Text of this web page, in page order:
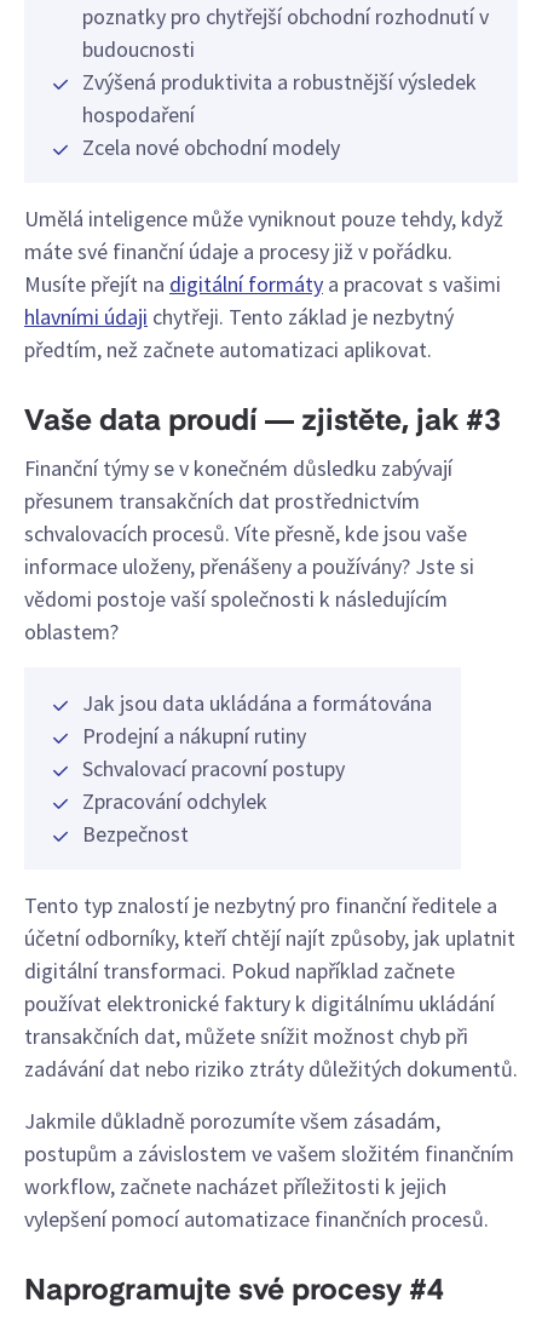
poznatky pro chytřejší obchodní rozhodnutí v
budoucnosti
Zvýšená produktivita a robustnější výsledek
hospodaření
Zcela nové obchodní modely
Umělá inteligence může vyniknout pouze tehdy, když
máte své finanční údaje a procesy již v pořádku.
Musíte přejít na digitální formáty a pracovat s vašimi
hlavními údaji chytřeji. Tento základ je nezbytný
předtím, než začnete automatizaci aplikovat.
Vaše data proudí — zjistěte, jak #3
Finanční týmy se v konečném důsledku zabývají
přesunem transakčních dat prostřednictvím
schvalovacích procesů. Víte přesně, kde jsou vaše
informace uloženy, přenášeny a používány? Jste si
vědomi postoje vaší společnosti k následujícím
oblastem?
Jak jsou data ukládána a formátována
Prodejní a nákupní rutiny
Schvalovací pracovní postupy
Zpracování odchylek
Bezpečnost
Tento typ znalostí je nezbytný pro finanční ředitele a
účetní odborníky, kteří chtějí najít způsoby, jak uplatnit
digitální transformaci. Pokud například začnete
používat elektronické faktury k digitálnímu ukládání
transakčních dat, můžete snížit možnost chyb při
zadávání dat nebo riziko ztráty důležitých dokumentů.
Jakmile důkladně porozumíte všem zásadám,
postupům a závislostem ve vašem složitém finančním
workflow, začnete nacházet příležitosti k jejich
vylepšení pomocí automatizace finančních procesů.
Naprogramujte své procesy #4